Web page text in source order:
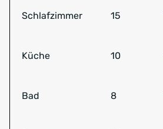
Schlafzimmer 15
Küche 10
Bad 8